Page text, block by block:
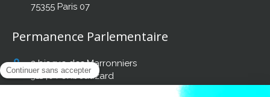
75355 Paris 07
Permanence Parlementaire
2 bis rue des Marronniers
31140 Fonbeauzard